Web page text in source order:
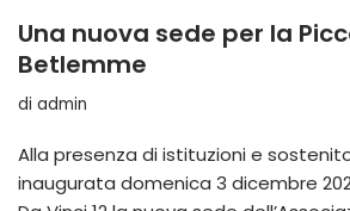
Una nuova sede per la
Betlemme
di admin
Alla presenza di istituzioni e
inaugurata domenica 3 dicembre